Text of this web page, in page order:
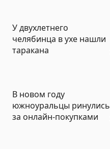
У двухлетнего
челябинца в ухе нашли
таракана
В новом году
южноуральцы ринулись
за онлайн-покупками